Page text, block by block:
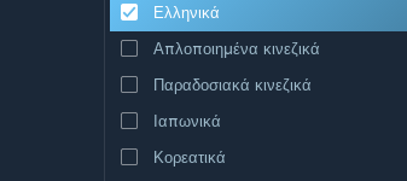
Ελληνικά
Απλοποιημένα κινεζικά
Παραδοσιακά κινεζικά
Ιαπωνικά
Κορεατικά